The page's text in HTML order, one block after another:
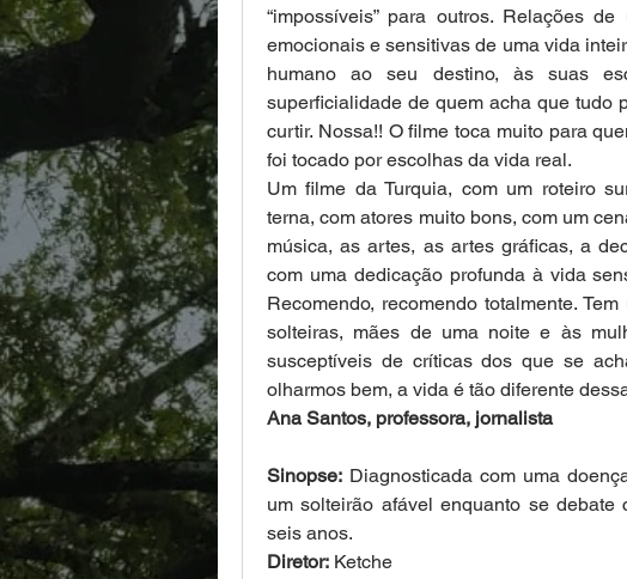
“impossíveis” para outros. Relações
emocionais e sensitivas de uma vida
humano ao seu destino, às suas
superficialidade de quem acha que tudo
curtir. Nossa!! O filme toca muito para
foi tocado por escolhas da vida real.
Um filme da Turquia, com um roteiro
terna, com atores muito bons, com um
música, as artes, as artes gráficas, a
com uma dedicação profunda à vida
Recomendo, recomendo totalmente.
solteiras, mães de uma noite e às
susceptíveis de críticas dos que se
olharmos bem, a vida é tão diferente
Ana Santos, professora, jornalista
Sinopse: Diagnosticada com uma
um solteirão afável enquanto se
seis anos.
Diretor: Ketche